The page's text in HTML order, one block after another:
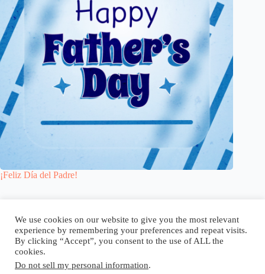
¡Feliz Día del Padre!
Blog Reel Contacto Idioma:
We use cookies on our website to give you the most relevant
experience by remembering your preferences and repeat visits.
By clicking “Accept”, you consent to the use of ALL the
cookies.
Do not sell my personal information.